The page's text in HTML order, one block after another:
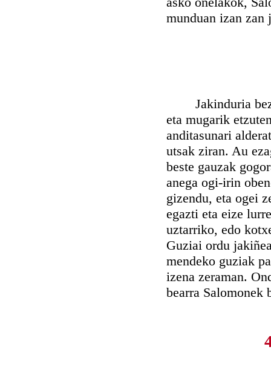
munduan izan zan
Jakinduria
eta mugarik
anditasunari
utsak ziran. Au
beste gauzak
anega ogi-irin
gizendu, eta ogei
egazti eta eize
uztarriko, edo
Guziai ordu
mendeko guziak
izena zeraman.
bearra Salomonek